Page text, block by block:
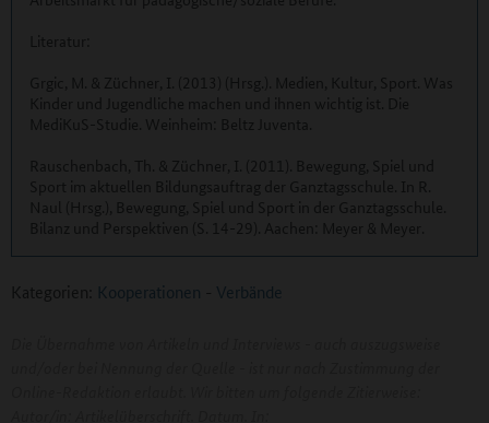
Kategorien: Kooperationen - Verbände